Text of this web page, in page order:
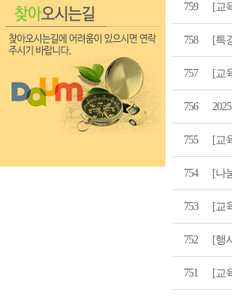
759 [교
758 [특
757 [교
756
755 [교
754 [나
753 [교
752 [행
751 [교